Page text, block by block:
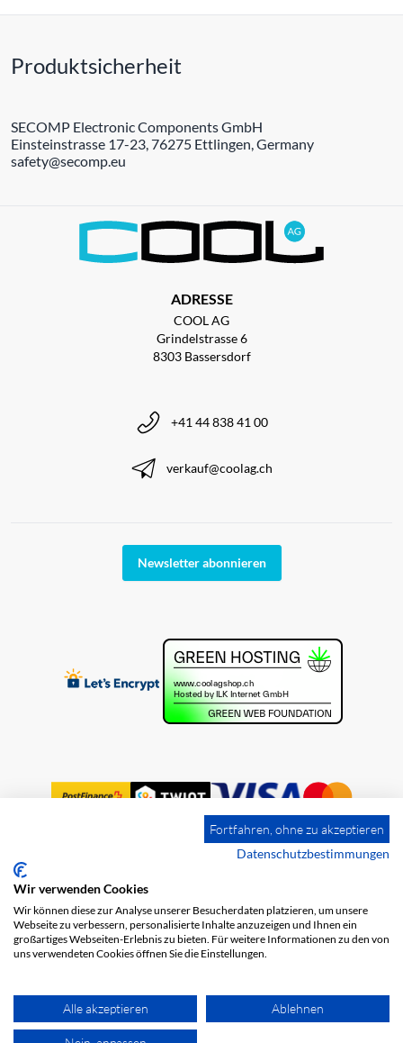
Produktsicherheit
SECOMP Electronic Components GmbH
Einsteinstrasse 17-23, 76275 Ettlingen, Germany
safety@secomp.eu
ADRESSE
COOL AG
Grindelstrasse 6
8303 Bassersdorf
+41 44 838 41 00
verkauf@coolag.ch
Newsletter abonnieren
Impressum
Datenschutz
Fortfahren, ohne zu akzeptieren
Datenschutzbestimmungen
Wir verwenden Cookies
Wir können diese zur Analyse unserer Besucherdaten platzieren, um unsere
Webseite zu verbessern, personalisierte Inhalte anzuzeigen und Ihnen ein
großartiges Webseiten-Erlebnis zu bieten. Für weitere Informationen zu den von
uns verwendeten Cookies öffnen Sie die Einstellungen.
Alle akzeptieren Ablehnen